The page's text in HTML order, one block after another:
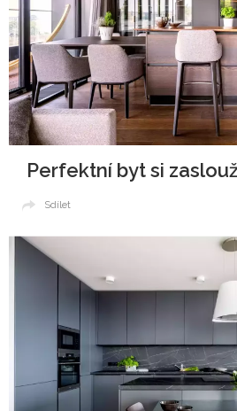
Sdílet